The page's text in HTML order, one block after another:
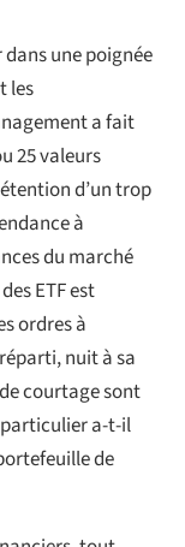
une poignée
les
a fait
25 valeurs
d’un trop
à
du marché
ETF est
ordres à
nuit à sa
courtage sont
a-t-il
de